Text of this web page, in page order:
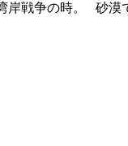
岸戦争の時。 砂